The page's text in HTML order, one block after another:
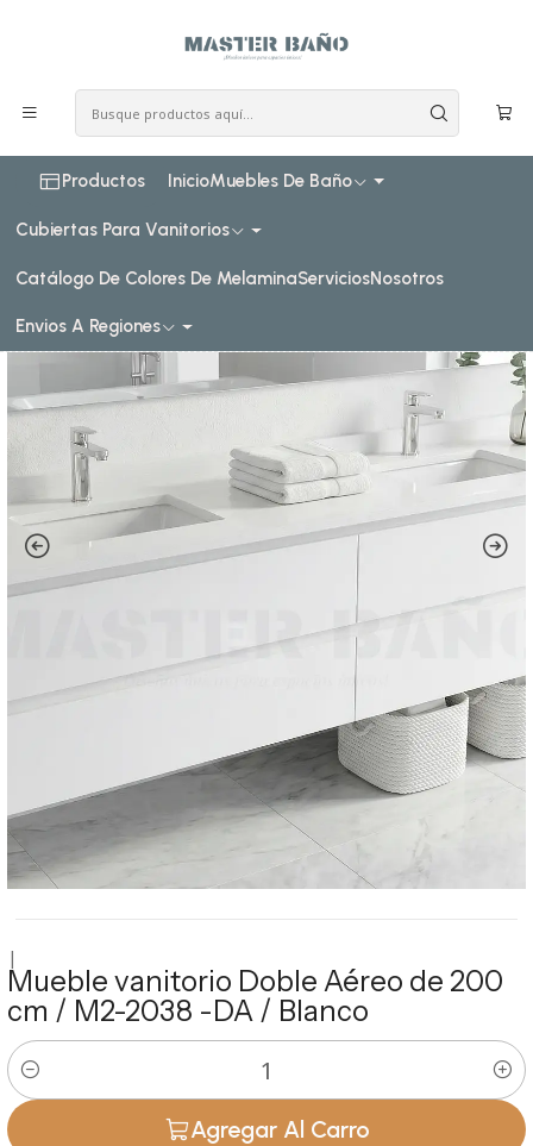
Productos InicioMuebles De Baño
Cubiertas Para Vanitorios
Catálogo De Colores De MelaminaServiciosNosotros
Envios A Regiones
Muebles vanitorios aereo doble cuarzo 200 cm
Mueble vanitorio Doble Aéreo de 200 cm / M2-2038 -DA /
Blanco
|
Mueble vanitorio Doble Aéreo de 200
cm / M2-2038 -DA / Blanco
Cantidad
Agregar Al Carro